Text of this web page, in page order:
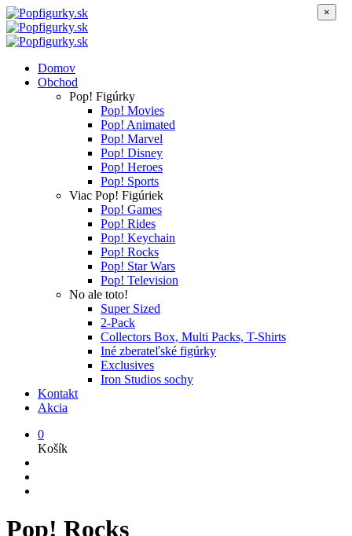
Domov
Obchod
Pop! Figúrky
Pop! Movies
Pop! Animated
Pop! Marvel
Pop! Disney
Pop! Heroes
Pop! Sports
Viac Pop! Figúriek
Pop! Games
Pop! Rides
Pop! Keychain
Pop! Rocks
Pop! Star Wars
Pop! Television
No ale toto!
Super Sized
2-Pack
Collectors Box, Multi Packs, T-Shirts
Iné zberateľské figúrky
Exclusives
Iron Studios sochy
Kontakt
Akcia
0
Košík
Pop! Rocks
×